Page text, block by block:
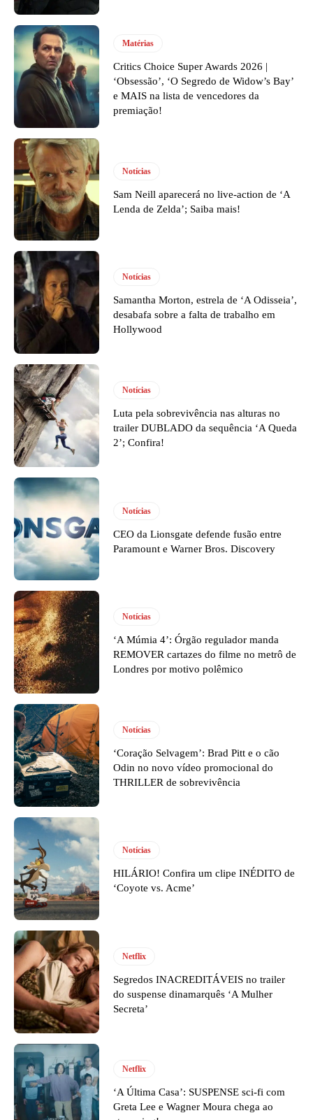
Matérias
Critics Choice Super Awards 2026 |
‘Obsessão’, ‘O Segredo de Widow’s Bay’
e MAIS na lista de vencedores da
premiação!
Notícias
Sam Neill aparecerá no live-action de ‘A
Lenda de Zelda’; Saiba mais!
Notícias
Samantha Morton, estrela de ‘A Odisseia’,
desabafa sobre a falta de trabalho em
Hollywood
Notícias
Luta pela sobrevivência nas alturas no
trailer DUBLADO da sequência ‘A Queda
2’; Confira!
Notícias
CEO da Lionsgate defende fusão entre
Paramount e Warner Bros. Discovery
Notícias
‘A Múmia 4’: Órgão regulador manda
REMOVER cartazes do filme no metrô de
Londres por motivo polêmico
Notícias
‘Coração Selvagem’: Brad Pitt e o cão
Odin no novo vídeo promocional do
THRILLER de sobrevivência
Notícias
HILÁRIO! Confira um clipe INÉDITO de
‘Coyote vs. Acme’
Netflix
Segredos INACREDITÁVEIS no trailer
do suspense dinamarquês ‘A Mulher
Secreta’
Netflix
‘A Última Casa’: SUSPENSE sci-fi com
Greta Lee e Wagner Moura chega ao